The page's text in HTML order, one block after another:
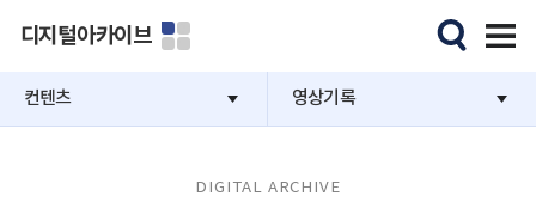
디지털아카이브
컨텐츠 영상기록
DIGITAL ARCHIVE